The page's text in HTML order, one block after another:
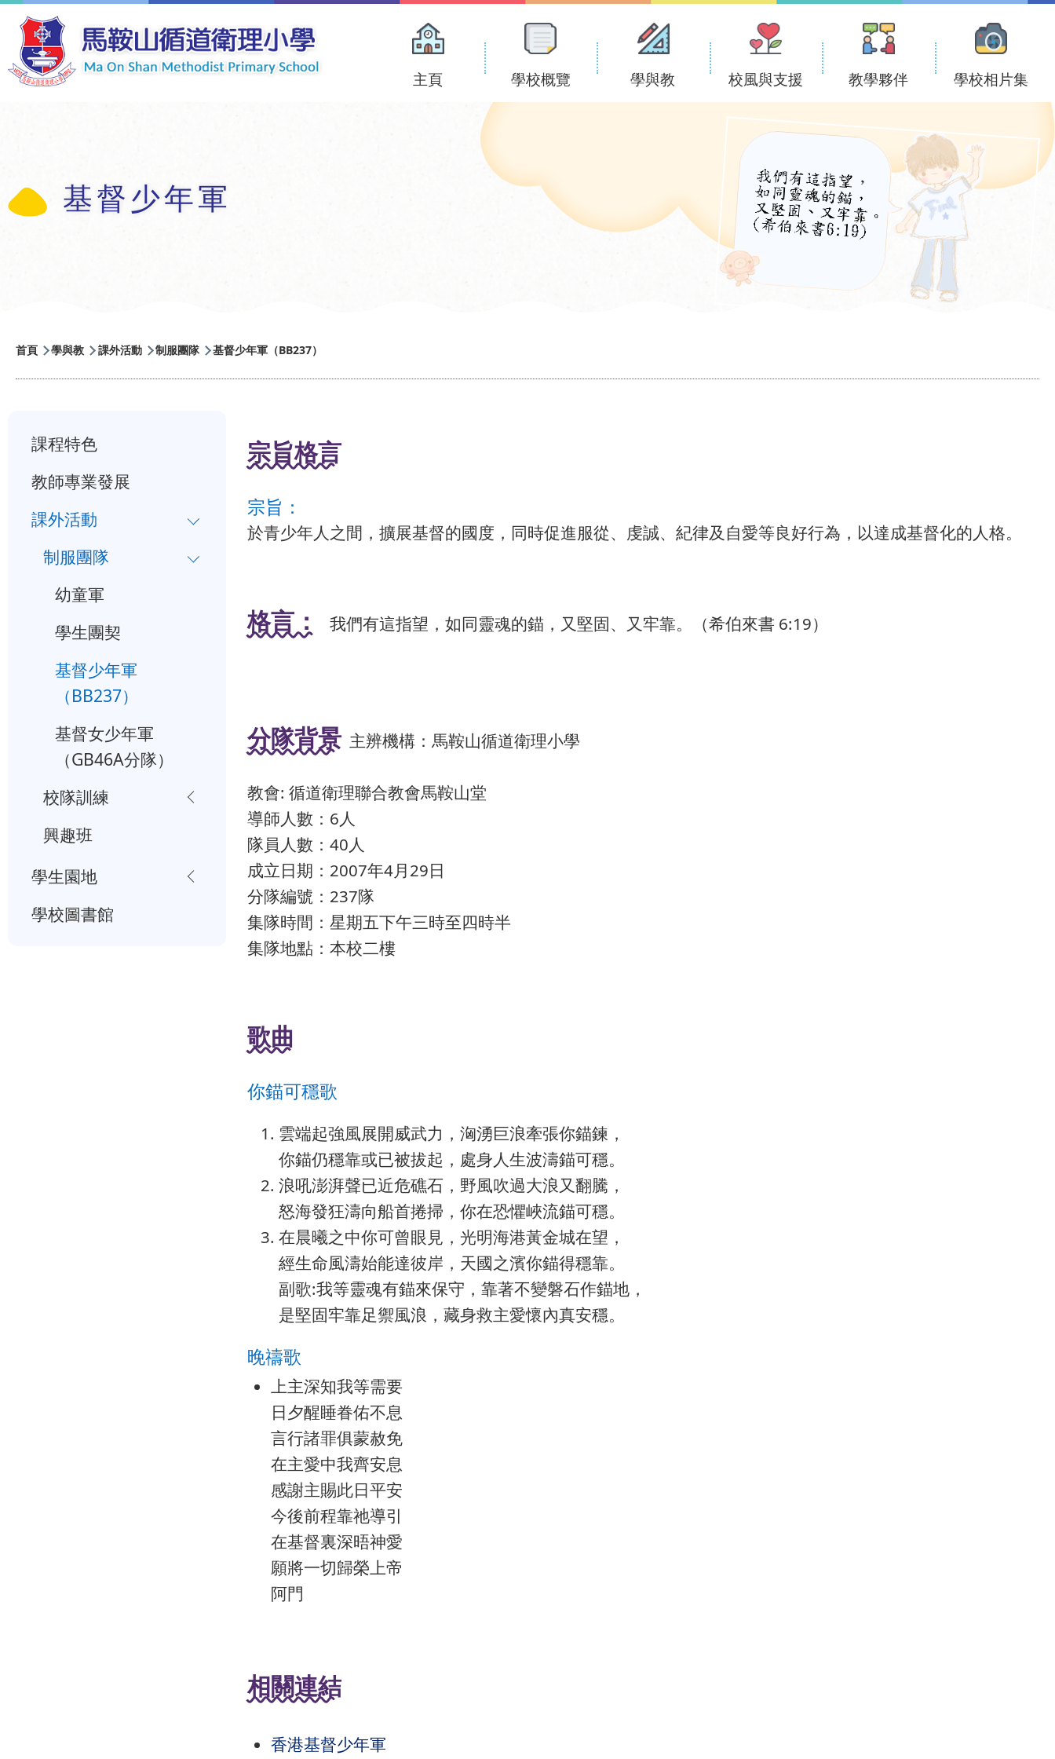
移至主內容
Main
navigation
主頁 學校概覽 學與教 校風與支援 教學夥伴 學校相片集
基督少年軍
導
航
結
首頁 學與教 課外活動 制服團隊 基督少年軍（BB237）
宗旨格言
宗旨：
於青少年人之間，擴展基督的國度，同時促進服從、虔誠、紀律及自愛等良好行為，以達成基督化的人格。
格言： 我們有這指望，如同靈魂的錨，又堅固、又牢靠。（希伯來書 6:19）
分隊背景 主辨機構：馬鞍山循道衛理小學
教會: 循道衛理聯合教會馬鞍山堂
導師人數：6人
隊員人數：40人
成立日期：2007年4月29日
分隊編號：237隊
集隊時間：星期五下午三時至四時半
集隊地點：本校二樓
歌曲
你錨可穩歌
雲端起強風展開威武力，洶湧巨浪牽張你錨鍊，
你錨仍穩靠或已被拔起，處身人生波濤錨可穩。
浪吼澎湃聲已近危礁石，野風吹過大浪又翻騰，
怒海發狂濤向船首捲掃，你在恐懼峽流錨可穩。
在晨曦之中你可曾眼見，光明海港黃金城在望，
經生命風濤始能達彼岸，天國之濱你錨得穩靠。
副歌:我等靈魂有錨來保守，靠著不變磐石作錨地，
是堅固牢靠足禦風浪，藏身救主愛懷內真安穩。
晚禱歌
上主深知我等需要
日夕醒睡眷佑不息
言行諸罪俱蒙赦免
在主愛中我齊安息
感謝主賜此日平安
今後前程靠祂導引
在基督裏深晤神愛
願將一切歸榮上帝
阿門
相關連結
香港基督少年軍
小
一
入
學
課程特色
教師專業發展
課外活動
制服團隊
幼童軍
學生團契
基督少年軍
（BB237）
基督女少年軍
（GB46A分隊）
校隊訓練
興趣班
學生園地
學校圖書館